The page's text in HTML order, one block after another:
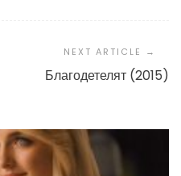
Благодетелят (2015)